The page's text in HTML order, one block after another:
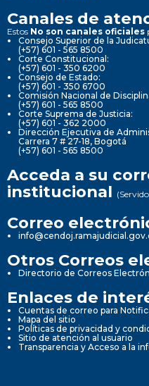
Canales de
Estos No son canales oficiales
Consejo Superior de la
(+57) 601 - 565 8500
Corte Constitucional:
(+57) 601 - 350 6200
Consejo de Estado:
(+57) 601 - 350 6700
Comisión Nacional de
(+57) 601 - 565 8500
Corte Suprema de Justicia:
(+57) 601 - 362 2000
Dirección Ejecutiva de
Carrera 7 # 27-18, Bogotá
(+57) 601 - 565 8500
Acceda a su
institucional
Correo
Otros Correos
Directorio de Correos
Enlaces de
Cuentas de correo para
Mapa del sitio
Políticas de privacidad y
Sitio de atención al usuario
Transparencia y Acceso a la